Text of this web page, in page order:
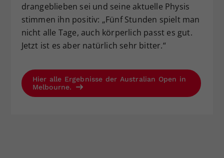
drangeblieben sei und seine aktuelle Physis
stimmen ihn positiv: „Fünf Stunden spielt man
nicht alle Tage, auch körperlich passt es gut.
Jetzt ist es aber natürlich sehr bitter.“
Hier alle Ergebnisse der Australian Open in
Melbourne.